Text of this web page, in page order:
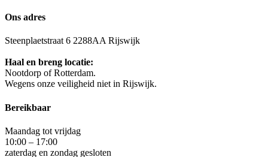
Ons adres
Steenplaetstraat 6 2288AA Rijswijk
Haal en breng locatie:
Nootdorp of Rotterdam.
Wegens onze veiligheid niet in Rijswijk.
Bereikbaar
Maandag tot vrijdag
10:00 – 17:00
zaterdag en zondag gesloten